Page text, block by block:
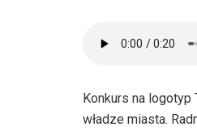
Konkurs na
władze miasta.